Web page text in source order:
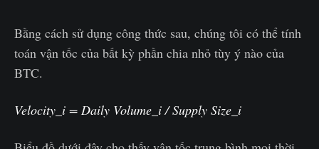
Bằng cách sử dụng công thức sau, chúng tôi có thể tính
toán vận tốc của bất kỳ phần chia nhỏ tùy ý nào của
BTC.
Velocity_i = Daily Volume_i / Supply Size_i